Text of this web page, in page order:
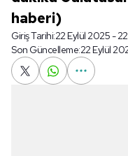
haberi)
Giriş Tarihi:22 Eylül 2025 -
Son Güncelleme:22 Eylül